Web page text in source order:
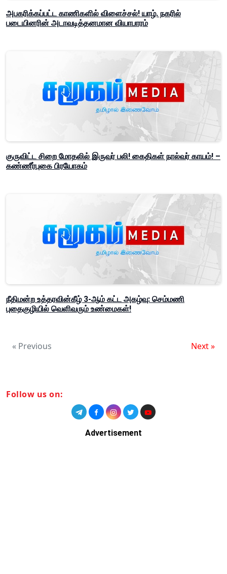
அபகரிக்கப்பட்ட காணிகளில் விளைச்சல்! யாழ். நகரில்
படையினரின் அடாவடித்தனமான வியாபாரம்
குருவிட்ட சிறை மோதலில் இருவர் பலி! கைதிகள் நால்வர் காயம்! –
கண்ணீர்புகை பிரயோகம்
நீதிமன்ற உத்தரவின்கீழ் 3-ஆம் கட்ட அகழ்வு: செம்மணி
புதைகுழியில் வெளிவரும் உண்மைகள்!
« Previous Next »
Follow us on:
Advertisement